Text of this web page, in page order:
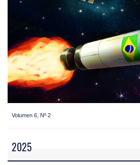
Volumen 6, Nº 2
2025